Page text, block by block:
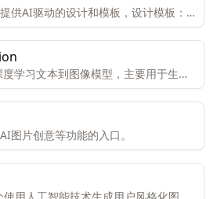
供AI驱动的设计和模板，设计模板：提
如Logo、海报、卡片、标签、T恤等。
文本效果、一键创建模型、免费使用高
等。AI功能：包括AI矢量生成器、AI图
移除、AI艺术源和AI图像放大器。工
标志生成器、AI报价生成器、AI产品背
学习文本到图像模型，主要用于生成
细图像，为图像生成和处理提供了更多
图片创意等功能的入口。